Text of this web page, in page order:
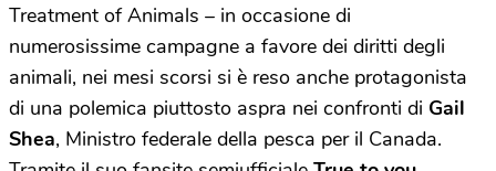
Treatment of Animals – in occasione di
numerosissime campagne a favore dei diritti degli
animali, nei mesi scorsi si è reso anche protagonista
di una polemica piuttosto aspra nei confronti di Gail
Shea, Ministro federale della pesca per il Canada.